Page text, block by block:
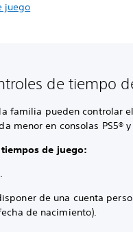
juego
de tiempo
familia pueden controlar
menor en consolas PS5® y
de juego:
de una cuenta
de nacimiento).